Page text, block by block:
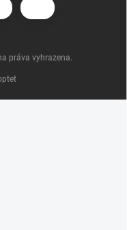
práva vyhrazena.